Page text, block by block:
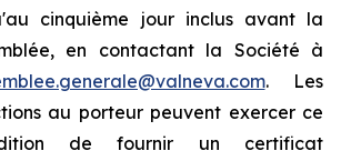
cinquième jour inclus avant la
en contactant la Société à
. Les
au porteur peuvent exercer ce
de fournir un certificat